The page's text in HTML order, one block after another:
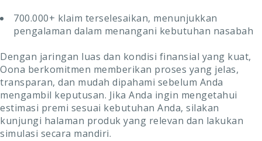
700.000+ klaim terselesaikan, menunjukkan
pengalaman dalam menangani kebutuhan nasabah
Dengan jaringan luas dan kondisi finansial yang kuat,
Oona berkomitmen memberikan proses yang jelas,
transparan, dan mudah dipahami sebelum Anda
mengambil keputusan. Jika Anda ingin mengetahui
estimasi premi sesuai kebutuhan Anda, silakan
kunjungi halaman produk yang relevan dan lakukan
simulasi secara mandiri.